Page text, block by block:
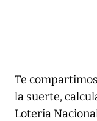
Te
la suerte,
Lotería